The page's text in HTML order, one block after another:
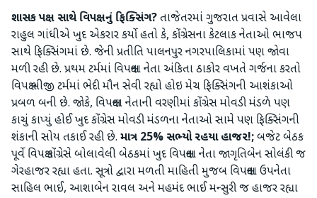
શાસક પક્ષ સાથે વિપક્ષનું ફિક્સિંગ?તાજેતરમાં ગુજરાત પ્રવાસે આવેલા
રાહુલ ગાંધીએ ખુદ એકરાર કર્યો હતો કે, કોંગ્રેસના કેટલાક નેતાઓ ભાજપ
સાથે ફિક્સિંગમાં છે. જેની પ્રતીતિ પાલનપુર નગરપાલિકામાં પણ જોવા
મળી રહી છે. પ્રથમ ટર્મમાં વિપક્ષના નેતા અંકિતા ઠાકોર વખતે ગર્જના કરતો
વિપક્ષ બીજી ટર્મમાં ભેદી મૌન સેવી રહ્યો હોઇ મેચ ફિક્સિંગની આશંકાઓ
પ્રબળ બની છે. જોકે, વિપક્ષના નેતાની વરણીમાં કોંગ્રેસ મોવડી મંડળે પણ
કાચું કાપ્યું હોઈ ખુદ કોંગ્રેસ મોવડી મંડળના નેતાઓ સામે પણ ફિક્સિંગની
શંકાની સોય તકાઈ રહી છે. માત્ર 25% સભ્યો રહયા હાજર!;બજેટ બેઠક
પૂર્વે વિપક્ષ કોંગ્રેસે બોલાવેલી બેઠકમાં ખુદ વિપક્ષના નેતા જાગૃતિબેન સોલંકી જ
ગેરહાજર રહ્યા હતા. સૂત્રો દ્વારા મળતી માહિતી મુજબ વિપક્ષના ઉપનેતા
સાહિલ ભાઈ, આશાબેન રાવલ અને મહમંદ ભાઈ મન્સુરી જ હાજર રહ્યા